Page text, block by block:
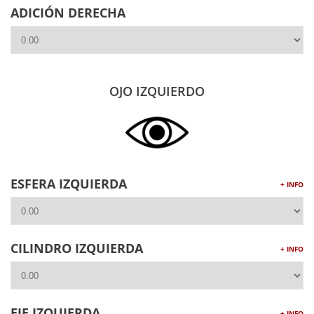
ADICIÓN DERECHA
OJO IZQUIERDO
ESFERA IZQUIERDA + INFO
CILINDRO IZQUIERDA + INFO